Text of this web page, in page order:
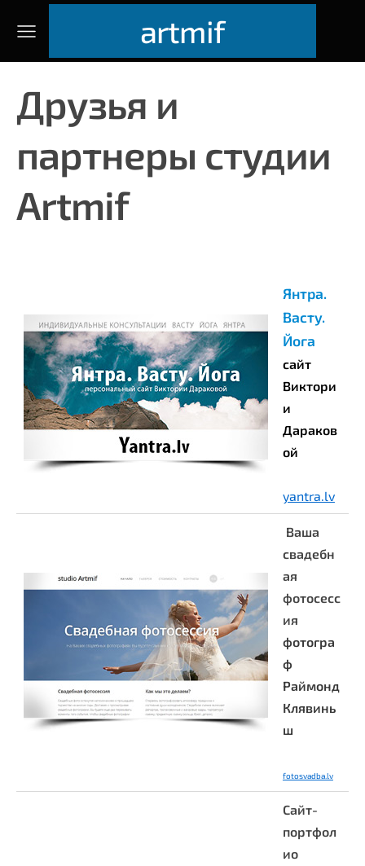
artmif
Друзья и
партнеры студии
Artmif
Янтра.
Васту.
Йога
сайт
Виктори
и
Дараков
ой
yantra.lv
Ваша
свадебн
ая
фотосесс
ия
фотогра
ф
Раймонд
Клявинь
ш
fotosvadba.lv
Сайт-
портфол
ио